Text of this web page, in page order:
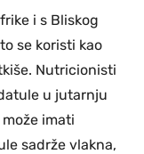
i s Bliskog
se koristi kao
Nutricionisti
u jutarnju
imati
sadrže vlakna,